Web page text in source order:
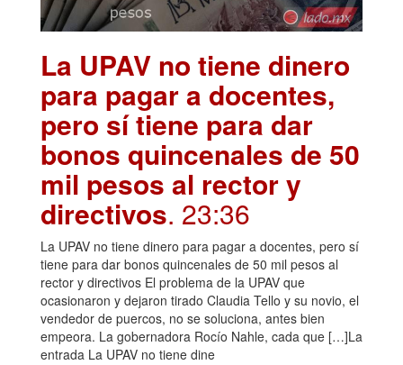
La UPAV no tiene dinero
para pagar a docentes,
pero sí tiene para dar
bonos quincenales de 50
mil pesos al rector y
directivos. 23:36
La UPAV no tiene dinero para pagar a docentes, pero sí
tiene para dar bonos quincenales de 50 mil pesos al
rector y directivos El problema de la UPAV que
ocasionaron y dejaron tirado Claudia Tello y su novio, el
vendedor de puercos, no se soluciona, antes bien
empeora. La gobernadora Rocío Nahle, cada que […]La
entrada La UPAV no tiene dine